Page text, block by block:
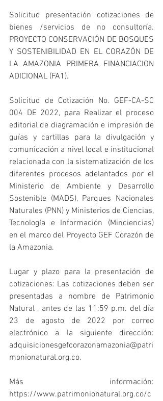
Solicitud presentación cotizaciones de
bienes /servicios de no consultoría.
PROYECTO CONSERVACIÓN DE BOSQUES
Y SOSTENIBILIDAD EN EL CORAZÓN DE
LA AMAZONIA PRIMERA FINANCIACION
ADICIONAL (FA1).
Solicitud de Cotización No. GEF-CA-SC
004 DE 2022, para Realizar el proceso
editorial de diagramación e impresión de
guías y cartillas para la divulgación y
comunicación a nivel local e institucional
relacionada con la sistematización de los
diferentes procesos adelantados por el
Ministerio de Ambiente y Desarrollo
Sostenible (MADS), Parques Nacionales
Naturales (PNN) y Ministerios de Ciencias,
Tecnología e Información (Minciencias)
en el marco del Proyecto GEF Corazón de
la Amazonia.
Lugar y plazo para la presentación de
cotizaciones: Las cotizaciones deben ser
presentadas a nombre de Patrimonio
Natural , antes de las 11:59 p.m. del día
23 de agosto de 2022 por correo
electrónico a la siguiente dirección:
adquisicionesgefcorazonamazonia@patri
monionatural.org.co.
Más información:
https://www.patrimonionatural.org.co/c